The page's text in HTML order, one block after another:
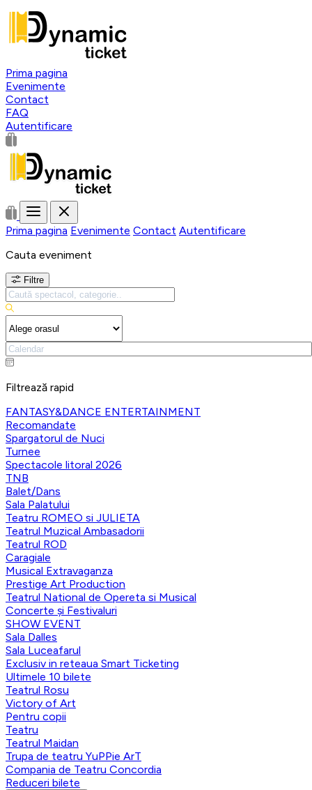
Prima pagina
Evenimente
Contact
FAQ
Autentificare
Prima pagina Evenimente Contact Autentificare
Cauta eveniment
Filtre
Filtrează rapid
FANTASY&DANCE ENTERTAINMENT
Recomandate
Spargatorul de Nuci
Turnee
Spectacole litoral 2026
TNB
Balet/Dans
Sala Palatului
Teatru ROMEO si JULIETA
Teatrul Muzical Ambasadorii
Teatrul ROD
Caragiale
Musical Extravaganza
Prestige Art Production
Teatrul National de Opereta si Musical
Concerte și Festivaluri
SHOW EVENT
Sala Dalles
Sala Luceafarul
Exclusiv in reteaua Smart Ticketing
Ultimele 10 bilete
Teatrul Rosu
Victory of Art
Pentru copii
Teatru
Teatrul Maidan
Trupa de teatru YuPPie ArT
Compania de Teatru Concordia
Reduceri bilete